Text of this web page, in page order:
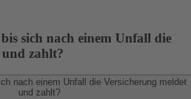
sich nach einem Unfall die
und zahlt?
nach einem Unfall die Versicherung meldet
und zahlt?